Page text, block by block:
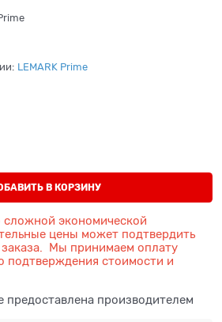
LEMARK Prime
В КОРЗИНУ
сложной экономической
цены может подтвердить
Мы принимаем оплату
подтверждения стоимости и
предоставлена производителем